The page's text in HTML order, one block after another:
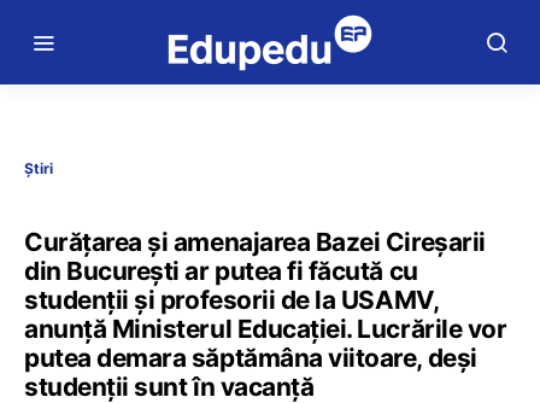
Știri
Curățarea și amenajarea Bazei Cireșarii
din București ar putea fi făcută cu
studenții și profesorii de la USAMV,
anunță Ministerul Educației. Lucrările vor
putea demara săptămâna viitoare, deși
studenții sunt în vacanță